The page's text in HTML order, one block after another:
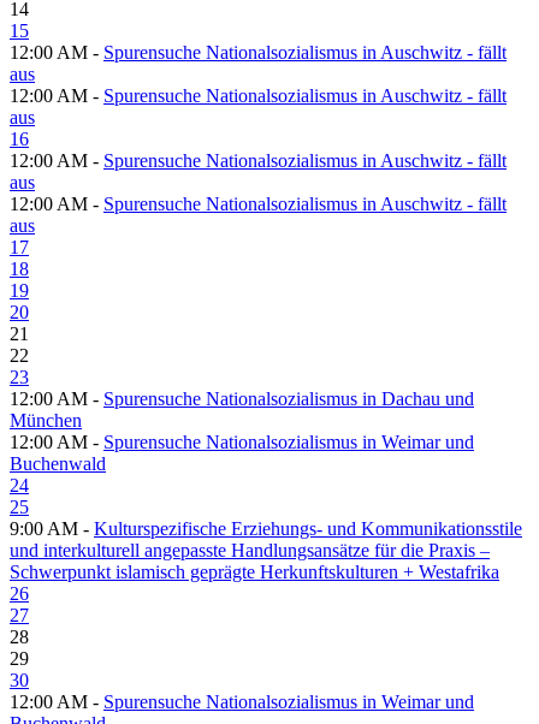
14
15
12:00 AM - Spurensuche Nationalsozialismus in Auschwitz - fällt
aus
12:00 AM - Spurensuche Nationalsozialismus in Auschwitz - fällt
aus
16
12:00 AM - Spurensuche Nationalsozialismus in Auschwitz - fällt
aus
12:00 AM - Spurensuche Nationalsozialismus in Auschwitz - fällt
aus
17
18
19
20
21
22
23
12:00 AM - Spurensuche Nationalsozialismus in Dachau und
München
12:00 AM - Spurensuche Nationalsozialismus in Weimar und
Buchenwald
24
25
9:00 AM - Kulturspezifische Erziehungs- und Kommunikationsstile
und interkulturell angepasste Handlungsansätze für die Praxis –
Schwerpunkt islamisch geprägte Herkunftskulturen + Westafrika
26
27
28
29
30
12:00 AM - Spurensuche Nationalsozialismus in Weimar und